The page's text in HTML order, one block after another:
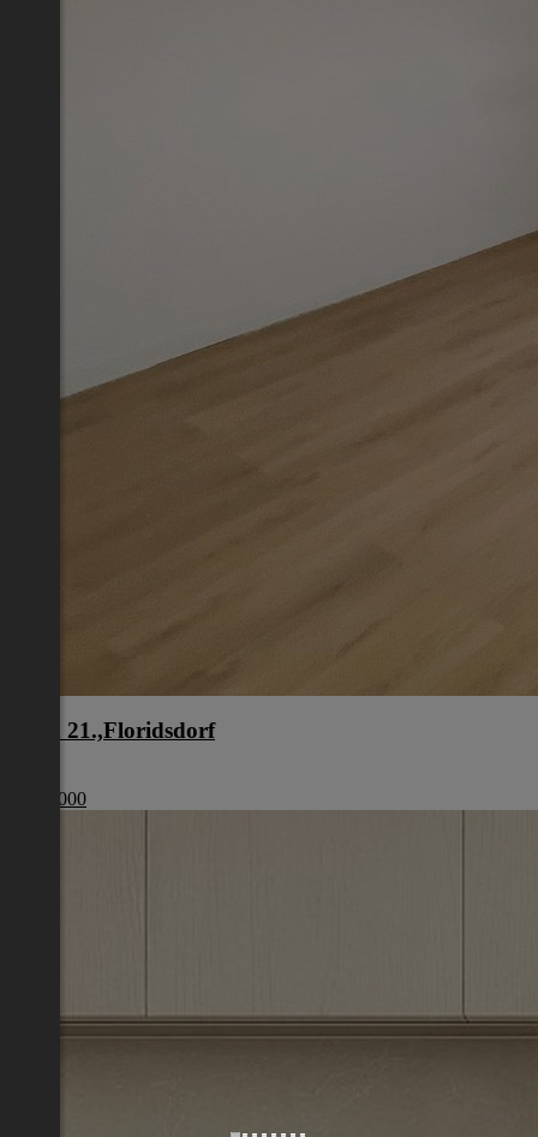
Wien 21.,Floridsdorf
€ 299 000